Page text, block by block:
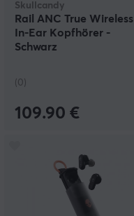
Skullcandy
Rail ANC True Wireless
In-Ear Kopfhörer -
Schwarz
(0)
109.90 €